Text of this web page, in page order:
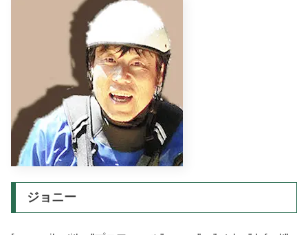
ジョニー